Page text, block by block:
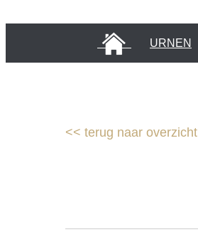
HOME URNEN
<< terug naar overzicht